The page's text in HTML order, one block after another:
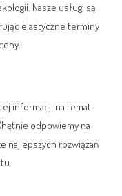
Nasze usługi są
elastyczne terminy
informacji na temat
odpowiemy na
najlepszych rozwiązań